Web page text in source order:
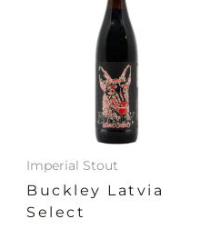
Imperial Stout
Buckley Latvia
Select